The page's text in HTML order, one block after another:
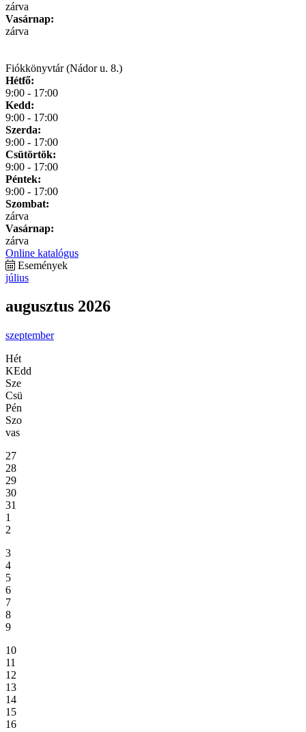
zárva
Vasárnap:
zárva
Fiókkönyvtár (Nádor u. 8.)
Hétfő:
9:00 - 17:00
Kedd:
9:00 - 17:00
Szerda:
9:00 - 17:00
Csütörtök:
9:00 - 17:00
Péntek:
9:00 - 17:00
Szombat:
zárva
Vasárnap:
zárva
Online katalógus
Események
július
augusztus 2026
szeptember
Hét
KEdd
Sze
Csü
Pén
Szo
vas
27
28
29
30
31
1
2
3
4
5
6
7
8
9
10
11
12
13
14
15
16